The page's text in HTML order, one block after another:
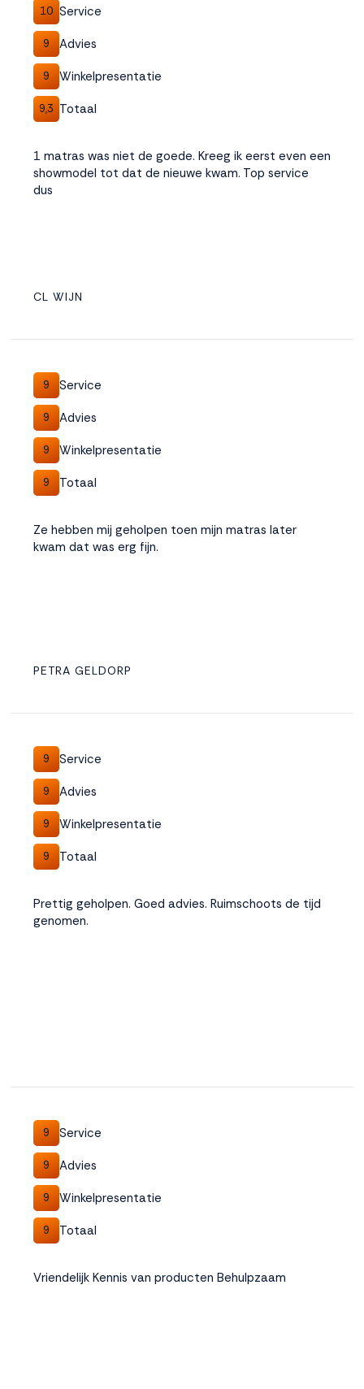
10 Service
9 Advies
9 Winkelpresentatie
9,3 Totaal
1 matras was niet de goede. Kreeg ik eerst even een
showmodel tot dat de nieuwe kwam. Top service
dus
CL WIJN
9 Service
9 Advies
9 Winkelpresentatie
9 Totaal
Ze hebben mij geholpen toen mijn matras later
kwam dat was erg fijn.
PETRA GELDORP
9 Service
9 Advies
9 Winkelpresentatie
9 Totaal
Prettig geholpen. Goed advies. Ruimschoots de tijd
genomen.
9 Service
9 Advies
9 Winkelpresentatie
9 Totaal
Vriendelijk Kennis van producten Behulpzaam